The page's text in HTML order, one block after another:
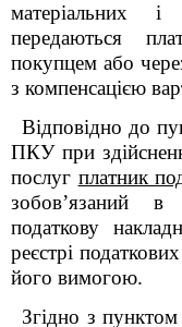
матеріальних і
передаються
покупцем або
з компенсацією
Відповідно до
ПКУ при
послуг платник
зобов’язаний в
податкову
реєстрі
його вимогою.
Згідно з